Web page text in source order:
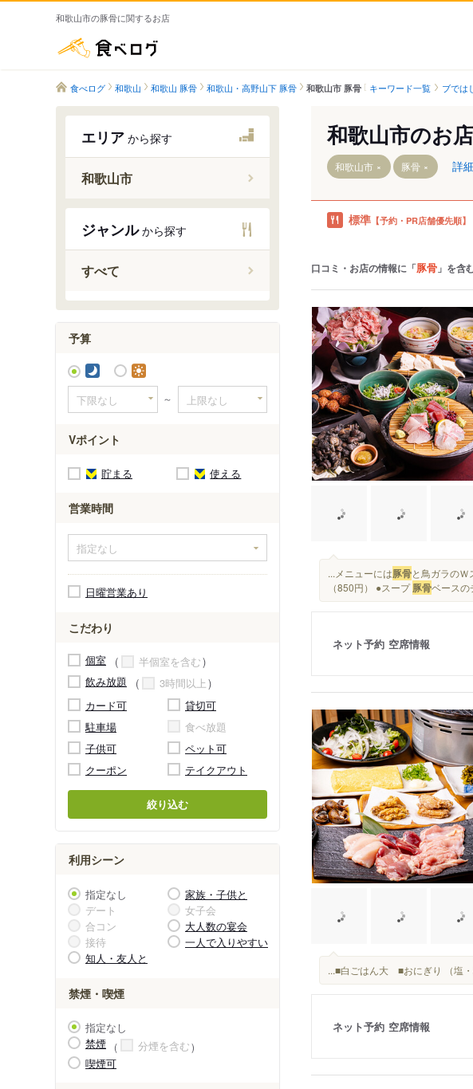
和歌山市の豚骨に関するお店
食べログ 和歌山 和歌山 豚骨 和歌山・高野山下 豚骨 和歌山市 豚骨 キーワード一覧 ブでは
エリア から探す
和歌山市
紀伊小倉駅
千旦駅
田井ノ瀬駅
和歌山駅
紀伊駅
六十谷駅
紀伊中ノ島駅
紀三
紀
和
和
紀ノ
東松
中松
ジャンルから探す
すべて
予算
～
Vポイント
貯まる 使える
営業時間
日曜営業あり
こだわり
個室
半個室を含む
飲み放題
3時間以上
カード可
貸切可
駐車場
食べ放題
子供可
ペット可
クーポン
テイクアウト
絞り込む
利用シーン
指定なし
家族・子供と
デート
女子会
合コン
大人数の宴会
接待
一人で入りやすい
知人・友人と
禁煙・喫煙
指定なし
禁煙
分煙を含む
喫煙可
和歌山市のお店
和歌山市 豚骨 詳
標準 【予約・PR店舗優先順】
口コミ・お店の情報に「豚骨 」を含
...メニューには豚骨と鳥ガラの
（850円） ●スープ豚骨ベースの
ネット予約 空席情報
...■白ごはん大 ■おにぎり （塩
ネット予約 空席情報